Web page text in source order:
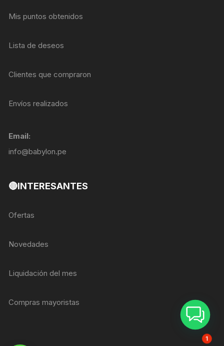
Mis puntos obtenidos
Lista de deseos
Clientes que compraron
Envíos realizados
Email:
info@babylon.pe
🔴INTERESANTES
Ofertas
Novedades
Liquidación del mes
Compras mayoristas
1